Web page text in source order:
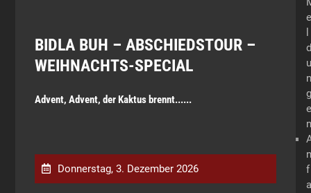
BIDLA BUH – ABSCHIEDSTOUR –
WEIHNACHTS-SPECIAL
Advent, Advent, der Kaktus brennt......
Donnerstag, 3. Dezember 2026
e
d
u
n
g
e
n
n
f
a